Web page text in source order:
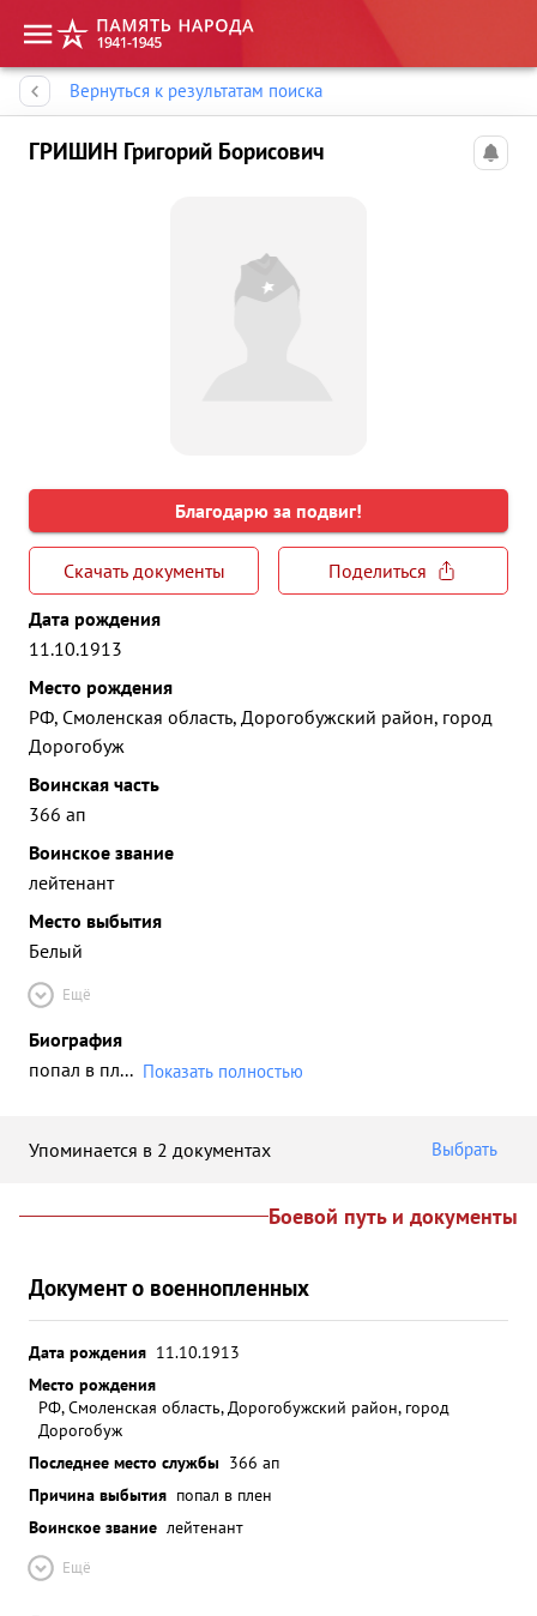
Вернуться к результатам поиска
ГРИШИН Григорий Борисович
Благодарю за подвиг!
Скачать документы
Поделиться
Дата рождения
11.10.1913
Место рождения
РФ, Смоленская область, Дорогобужский район, город
Дорогобуж
Воинская часть
366 ап
Воинское звание
лейтенант
Место выбытия
Белый
Ещё
Биография
попал в пл... Показать полностью
Упоминается в 2 документах Выбрать
Боевой путь и документы
Документ о военнопленных
Дата рождения 11.10.1913
Место рождения
РФ, Смоленская область, Дорогобужский район, город
Дорогобуж
Последнее место службы 366 ап
Причина выбытия попал в плен
Воинское звание лейтенант
Ещё
Память народа